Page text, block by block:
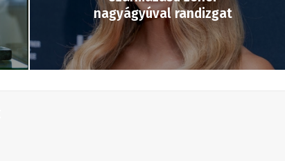
nagyágyúval randizgat